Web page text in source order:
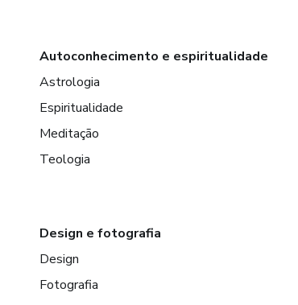
Autoconhecimento e espiritualidade
Astrologia
Espiritualidade
Meditação
Teologia
Design e fotografia
Design
Fotografia